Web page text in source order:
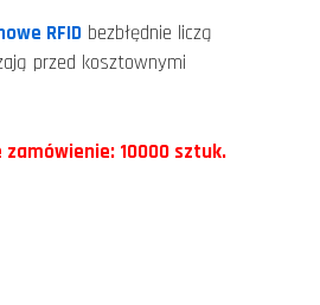
RFID bezbłędnie liczą
przed kosztownymi
zamówienie: 10000 sztuk.